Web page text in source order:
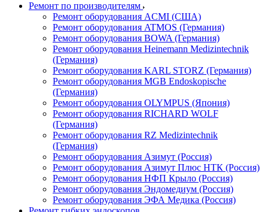
Ремонт по производителям
Ремонт оборудования ACMI (США)
Ремонт оборудования ATMOS (Германия)
Ремонт оборудования BOWA (Германия)
Ремонт оборудования Heinemann Medizintechnik
(Германия)
Ремонт оборудования KARL STORZ (Германия)
Ремонт оборудования MGB Endoskopische
(Германия)
Ремонт оборудования OLYMPUS (Япония)
Ремонт оборудования RICHARD WOLF
(Германия)
Ремонт оборудования RZ Medizintechnik
(Германия)
Ремонт оборудования Азимут (Россия)
Ремонт оборудования Азимут Плюс НТК (Россия)
Ремонт оборудования НФП Крыло (Россия)
Ремонт оборудования Эндомедиум (Россия)
Ремонт оборудования ЭФА Медика (Россия)